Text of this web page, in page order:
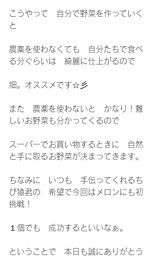
こうやって　自分で野菜を作っていく
と
農薬を使わなくても　自分たちで食べ
る分ぐらいは　綺麗に仕上がるので
畑。オススメです☆彡
また　農薬を使わないと　かなり！難
しいお野菜も分かってくるので
スーパーでお買い物するときに　自然
と手に取るお野菜が決まってきます。
ちなみに　いつも　手伝ってくれるち
び猿君の　希望で今回はメロンにも初
挑戦！
１個でも　成功するといいなぁ。
ということで　本日も誠にありがとう